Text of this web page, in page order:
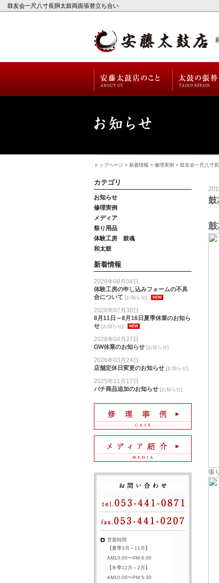
鼓友会一尺八寸長胴太鼓両面張替立ち合い
トップページ > 新着情報 > 修理実例 > 鼓友会一尺八寸
鼓
張
カテゴリ
お知らせ
修理実例
メディア
祭り用品
体験工房 鼓魂
和太鼓
新着情報
2026年08月04日
体験工房の申し込みフォームの不具
合について [お知らせ] NEW
2026年07月30日
8月11日～8月16日夏季休業のお知ら
せ [お知らせ] NEW
2026年04月27日
GW休業のお知らせ [お知らせ]
2026年03月24日
店舗定休日変更のお知らせ [お知らせ]
2025年11月17日
バチ商品追加のお知らせ [お知らせ]
営業時間
【夏季3月～11月】
AM10:00〜PM 6:00
【冬季12月～2月】
AM10:00〜PM 5:30